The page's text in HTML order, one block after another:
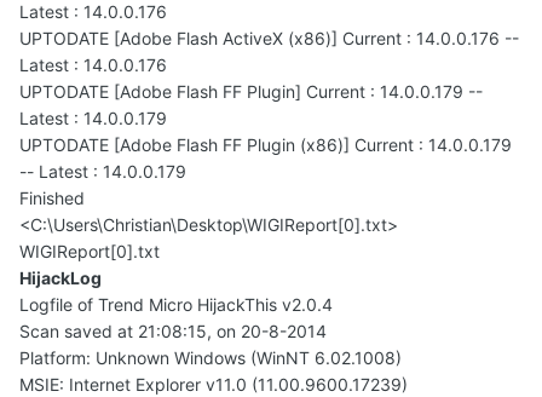
Latest : 14.0.0.176
UPTODATE [Adobe Flash ActiveX (x86)] Current : 14.0.0.176 --
Latest : 14.0.0.176
UPTODATE [Adobe Flash FF Plugin] Current : 14.0.0.179 --
Latest : 14.0.0.179
UPTODATE [Adobe Flash FF Plugin (x86)] Current : 14.0.0.179
-- Latest : 14.0.0.179
Finished
<C:\Users\Christian\Desktop\WIGIReport[0].txt>
WIGIReport[0].txt
HijackLog
Logfile of Trend Micro HijackThis v2.0.4
Scan saved at 21:08:15, on 20-8-2014
Platform: Unknown Windows (WinNT 6.02.1008)
MSIE: Internet Explorer v11.0 (11.00.9600.17239)